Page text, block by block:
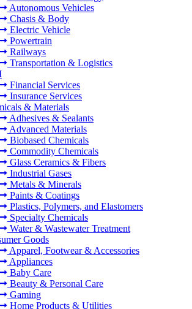
Autonomous Vehicles
Chasis & Body
Electric Vehicle
Powertrain
Railways
Transportation & Logistics
Financial Services
Insurance Services
& Materials
Adhesives & Sealants
Advanced Materials
Biobased Chemicals
Commodity Chemicals
Glass Ceramics & Fibers
Industrial Gases
Metals & Minerals
Paints & Coatings
Plastics, Polymers, and Elastomers
Specialty Chemicals
Water & Wastewater Treatment
Goods
Apparel, Footwear & Accessories
Appliances
Baby Care
Beauty & Personal Care
Gaming
Home Products & Utilities